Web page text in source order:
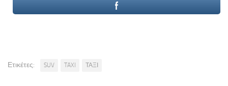
Ετικέτες: SUV TAXI ΤΑΞΙ